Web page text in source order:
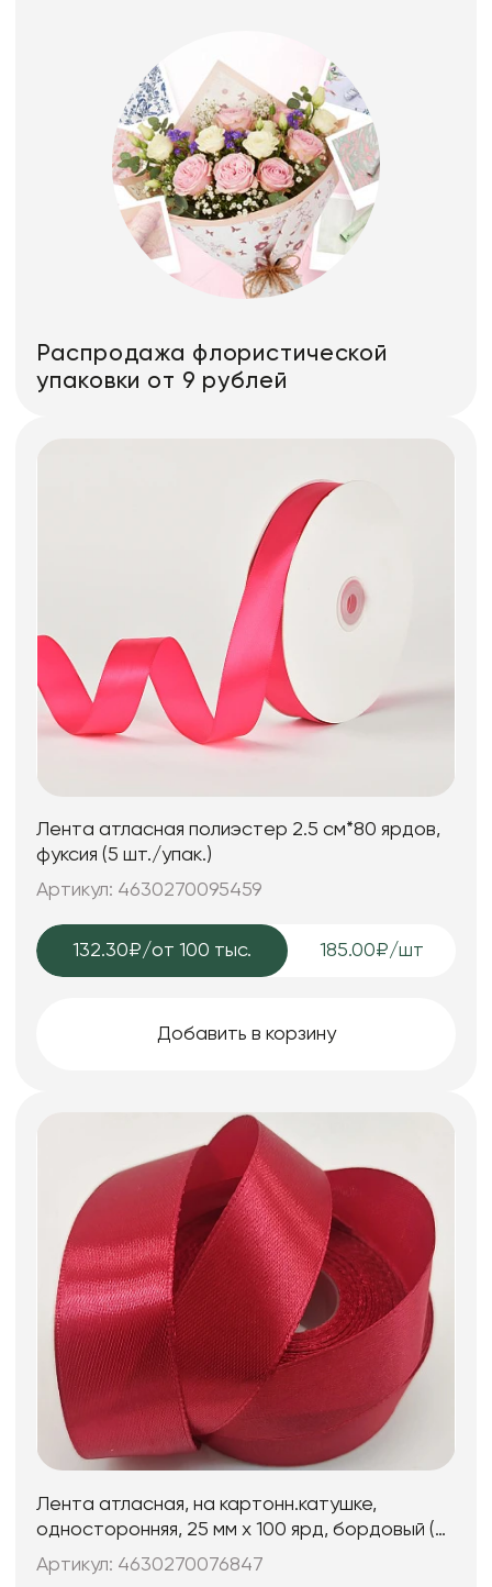
Распродажа флористической
упаковки от 9 рублей
Лента атласная полиэстер 2.5 см*80 ярдов,
фуксия (5 шт./упак.)
Артикул: 4630270095459
132.30₽/от 100 тыс. 185.00₽/шт
Добавить в корзину
Лента атласная, на картонн.катушке,
односторонняя, 25 мм х 100 ярд, бордовый (5
шт)
Артикул: 4630270076847